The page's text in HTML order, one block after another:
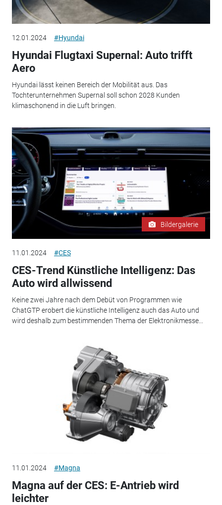
12.01.2024 #Hyundai
Hyundai Flugtaxi Supernal: Auto trifft
Aero
Hyundai lässt keinen Bereich der Mobilität aus. Das
Tochterunternehmen Supernal soll schon 2028 Kunden
klimaschonend in die Luft bringen.
Bildergalerie
11.01.2024 #CES
CES-Trend Künstliche Intelligenz: Das
Auto wird allwissend
Keine zwei Jahre nach dem Debüt von Programmen wie
ChatGTP erobert die künstliche Intelligenz auch das Auto und
wird deshalb zum bestimmenden Thema der Elektronikmesse...
11.01.2024 #Magna
Magna auf der CES: E-Antrieb wird
leichter